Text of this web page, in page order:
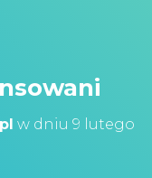
w dniu 9 lutego